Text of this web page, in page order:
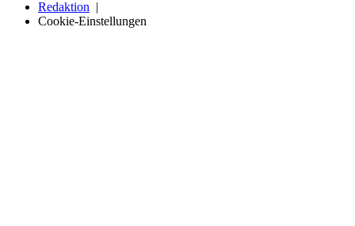
Redaktion
Cookie-Einstellungen